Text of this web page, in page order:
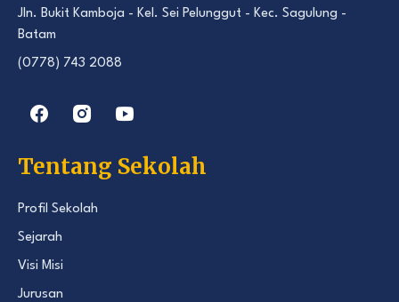
Jln. Bukit Kamboja - Kel. Sei Pelunggut - Kec. Sagulung -
Batam
(0778) 743 2088
Tentang Sekolah
Profil Sekolah
Sejarah
Visi Misi
Jurusan